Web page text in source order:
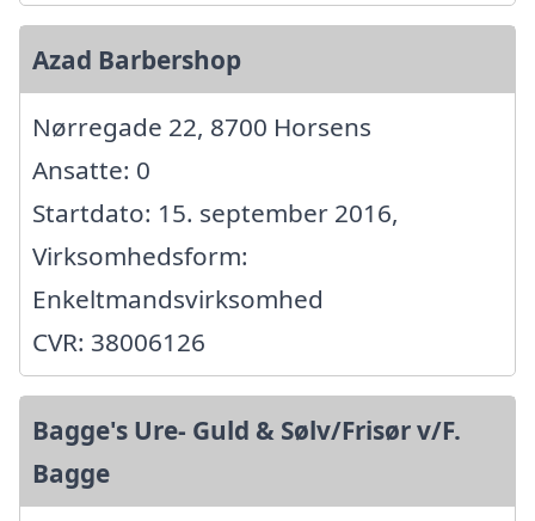
Azad Barbershop
Nørregade 22, 8700 Horsens
Ansatte: 0
Startdato: 15. september 2016,
Virksomhedsform:
Enkeltmandsvirksomhed
CVR: 38006126
Bagge's Ure- Guld & Sølv/Frisør v/F.
Bagge